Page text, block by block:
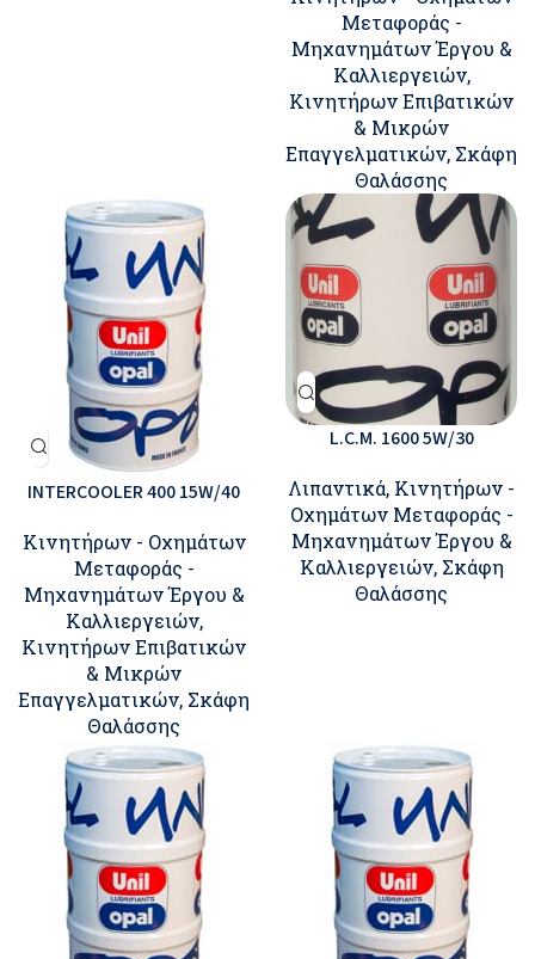
Μεταφοράς -
Μηχανημάτων Έργου &
Καλλιεργειών,
Κινητήρων Επιβατικών
& Μικρών
Επαγγελματικών, Σκάφη
Θαλάσσης
INTERCOOLER 400 15W/40
Κινητήρων - Οχημάτων
Μεταφοράς -
Μηχανημάτων Έργου &
Καλλιεργειών,
Κινητήρων Επιβατικών
& Μικρών
Επαγγελματικών, Σκάφη
Θαλάσσης
L.C.M. 1600 5W/30
Λιπαντικά, Κινητήρων -
Οχημάτων Μεταφοράς -
Μηχανημάτων Έργου &
Καλλιεργειών, Σκάφη
Θαλάσσης